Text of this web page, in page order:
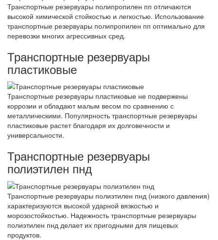
Транспортные резервуары полипропилен пп отличаются
высокой химической стойкостью и легкостью. Использование
транспортные резервуары полипропилен пп оптимально для
перевозки многих агрессивных сред.
Транспортные резервуары
пластиковые
Транспортные резервуары пластиковые не подвержены
коррозии и обладают малым весом по сравнению с
металлическими. Популярность транспортные резервуары
пластиковые растет благодаря их долговечности и
универсальности.
Транспортные резервуары
полиэтилен пнд
Транспортные резервуары полиэтилен пнд (низкого давления)
характеризуются высокой ударной вязкостью и
морозостойкостью. Надежность транспортные резервуары
полиэтилен пнд делает их пригодными для пищевых
продуктов.